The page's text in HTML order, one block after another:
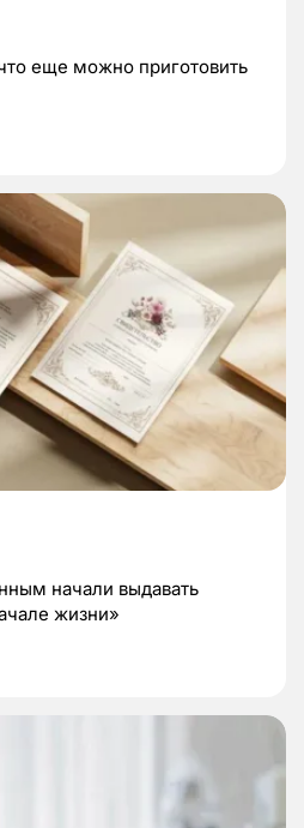
еще можно приготовить
начали выдавать
жизни»